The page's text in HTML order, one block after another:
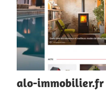
alo-immobilier.fr